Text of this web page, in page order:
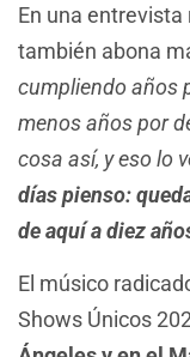
En una
también abona
cumpliendo años
menos años por
cosa así, y eso lo
días pienso:
de aquí a diez
El músico
Shows Únicos